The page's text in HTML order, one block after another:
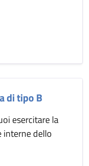
di tipo B
esercitare la
interne dello